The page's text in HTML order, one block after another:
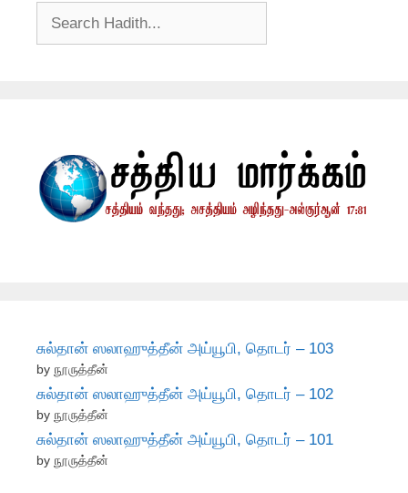
சுல்தான் ஸலாஹுத்தீன் அய்யூபி, தொடர் – 103
by நூருத்தீன்
சுல்தான் ஸலாஹுத்தீன் அய்யூபி, தொடர் – 102
by நூருத்தீன்
சுல்தான் ஸலாஹுத்தீன் அய்யூபி, தொடர் – 101
by நூருத்தீன்